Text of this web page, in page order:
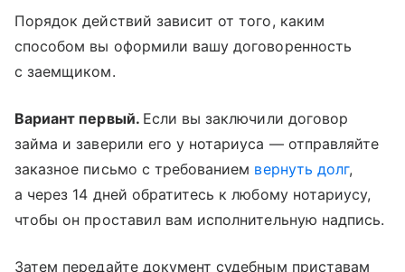
Порядок действий зависит от того, каким
способом вы оформили вашу договоренность
с заемщиком.
Вариант первый. Если вы заключили договор
займа и заверили его у нотариуса — отправляйте
заказное письмо с требованием вернуть долг,
а через 14 дней обратитесь к любому нотариусу,
чтобы он проставил вам исполнительную надпись.
Затем передайте документ судебным приставам